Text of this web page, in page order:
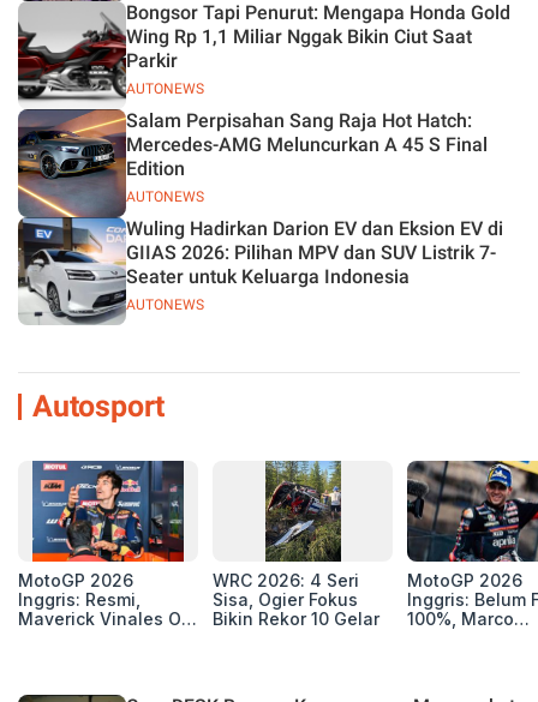
AUTONEWS
Bongsor Tapi Penurut: Mengapa Honda Gold
Wing Rp 1,1 Miliar Nggak Bikin Ciut Saat
Parkir
AUTONEWS
Salam Perpisahan Sang Raja Hot Hatch:
Mercedes-AMG Meluncurkan A 45 S Final
Edition
AUTONEWS
Wuling Hadirkan Darion EV dan Eksion EV di
GIIAS 2026: Pilihan MPV dan SUV Listrik 7-
Seater untuk Keluarga Indonesia
Autosport
MotoGP 2026
Inggris: Resmi,
Maverick Vinales Out
Selanjutnya Belum
WRC 2026: 4 Seri
Sisa, Ogier Fokus
Bikin Rekor 10 Gelar
MotoGP 2026
Inggris: Belum
100%, Marco
GP